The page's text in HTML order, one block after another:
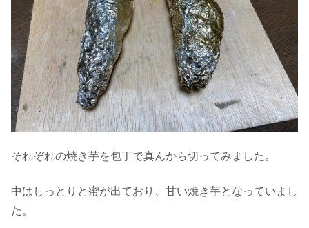
それぞれの焼き芋を包丁で真んから切ってみました。
中はしっとりと蜜が出ており、甘い焼き芋となっていまし
た。